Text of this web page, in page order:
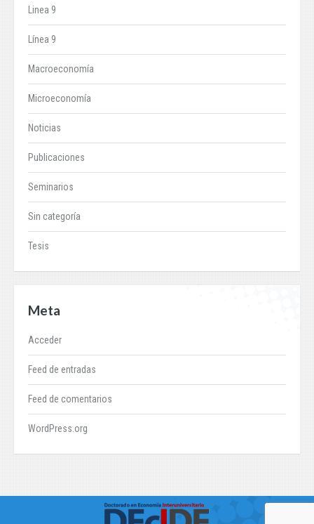
Linea 9
Línea 9
Macroeconomía
Microeconomía
Noticias
Publicaciones
Seminarios
Sin categoría
Tesis
Meta
Acceder
Feed de entradas
Feed de comentarios
WordPress.org